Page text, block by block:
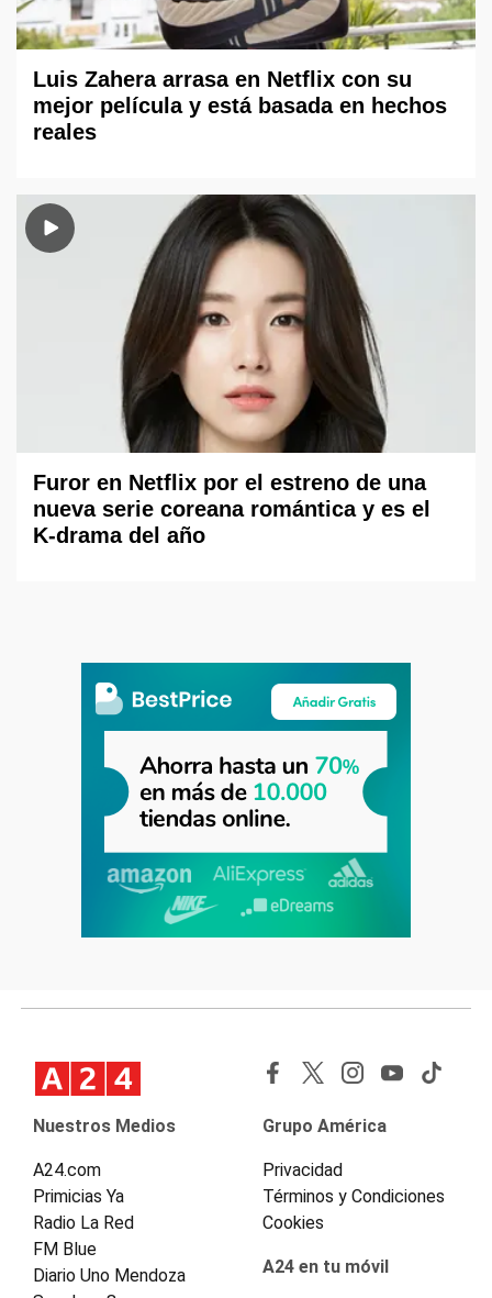
Luis Zahera arrasa en Netflix con su
mejor película y está basada en hechos
reales
Furor en Netflix por el estreno de una
nueva serie coreana romántica y es el
K-drama del año
Nuestros Medios
A24.com
Primicias Ya
Radio La Red
FM Blue
Diario Uno Mendoza
Grupo América
Privacidad
Términos y Condiciones
Cookies
A24 en tu móvil